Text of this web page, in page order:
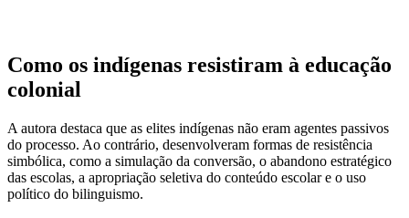
Como os indígenas resistiram à educação
colonial
A autora destaca que as elites indígenas não eram agentes passivos
do processo. Ao contrário, desenvolveram formas de resistência
simbólica, como a simulação da conversão, o abandono estratégico
das escolas, a apropriação seletiva do conteúdo escolar e o uso
político do bilinguismo.